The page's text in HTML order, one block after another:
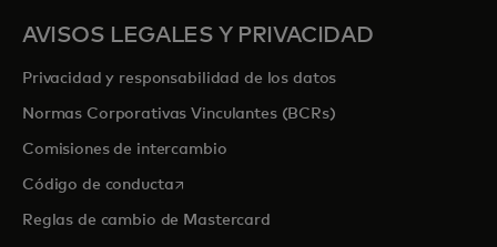
AVISOS LEGALES Y PRIVACIDAD
Privacidad y responsabilidad de los datos
Normas Corporativas Vinculantes (BCRs)
Comisiones de intercambio
Código de conductase abre en una pestaña nueva
Reglas de cambio de Mastercard